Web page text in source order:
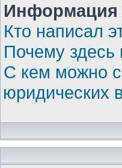
Информация
Кто написал
Почему здесь
С кем можно
юридических